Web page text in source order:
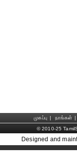
முகப்பு | நாங்கள் |
© 2010-25
Designed and